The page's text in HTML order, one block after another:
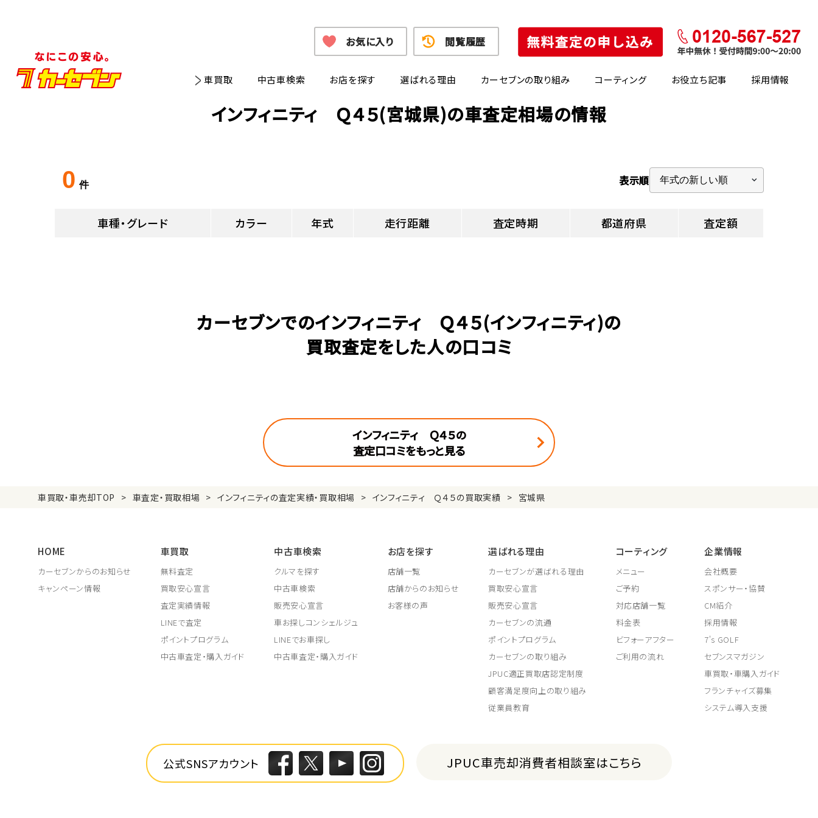
車買取 中古車検索 お店を探す 選ばれる理由 カーセブンの取り組み コーティング お役立ち記事 採用情報
お気に入り 閲覧履歴
インフィニティ Ｑ４５(宮城県)の車査定相場の情報
0 件 表示順
車種・グレード カラー 年式 走行距離 査定時期 都道府県 査定額
カーセブンでのインフィニティ Ｑ４５(インフィニティ)の
買取査定をした人の口コミ
インフィニティ Ｑ４５の
査定口コミをもっと見る
車買取・車売却TOP 車査定・買取相場 インフィニティの査定実績・買取相場 インフィニティ Ｑ４５の買取実績 宮城県
HOME
カーセブンからのお知らせ
キャンペーン情報
車買取
無料査定
買取安心宣言
査定実績情報
LINEで査定
ポイントプログラム
中古車査定・購入ガイド
中古車検索
クルマを探す
中古車検索
販売安心宣言
車お探しコンシェルジュ
LINEでお車探し
中古車査定・購入ガイド
お店を探す
店舗一覧
店舗からのお知らせ
お客様の声
選ばれる理由
カーセブンが選ばれる理由
買取安心宣言
販売安心宣言
カーセブンの流通
ポイントプログラム
カーセブンの取り組み
JPUC適正買取店認定制度
顧客満足度向上の取り組み
従業員教育
コーティング
メニュー
ご予約
対応店舗一覧
料金表
ビフォーアフター
ご利用の流れ
企業情報
会社概要
スポンサー・協賛
CM紹介
採用情報
7's GOLF
セブンスマガジン
車買取・車購入ガイド
フランチャイズ募集
システム導入支援
公式SNSアカウント JPUC車売却消費者相談室はこちら